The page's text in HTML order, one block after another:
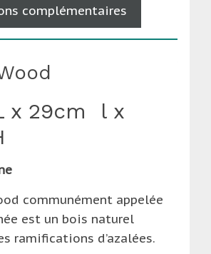
complémentaires
x 29cm l x
communément appelée
est un bois naturel
ramifications d’azalées.